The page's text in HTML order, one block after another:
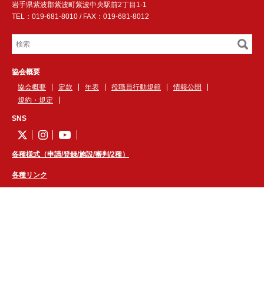
岩手県紫波郡紫波町紫波中央駅前2丁目1-1
TEL：019-681-8010 / FAX：019-681-8012
協会概要
協会概要
定款 年表 役職員行動規範
情報公開
規約・規定
SNS
各種様式（申請/登録/施設/審判/2種）
各種リンク